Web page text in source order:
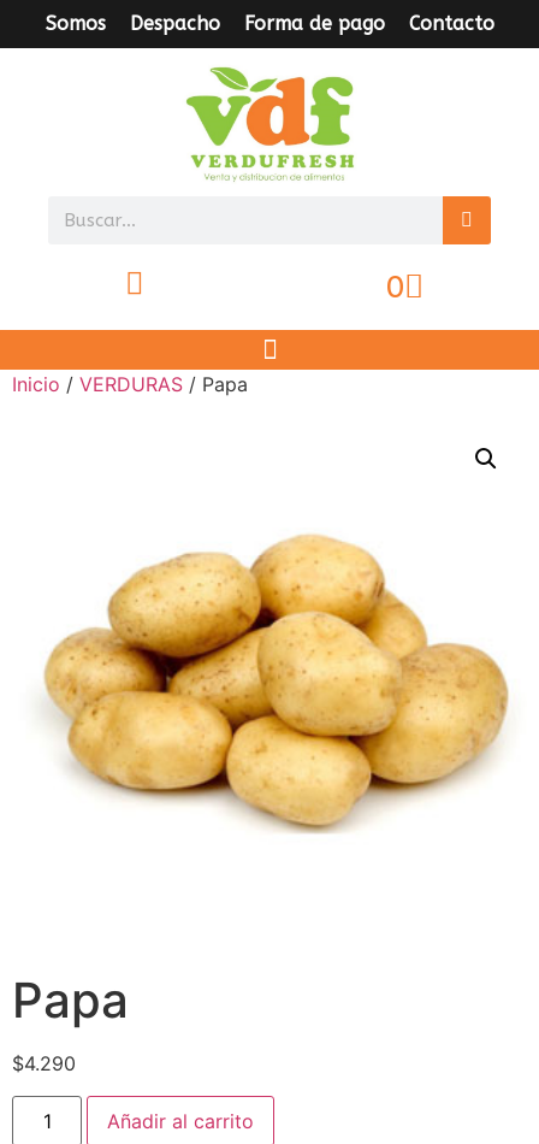
Somos Despacho Forma de pago Contacto
0
Inicio / VERDURAS / Papa
Papa
$4.290
Añadir al carrito